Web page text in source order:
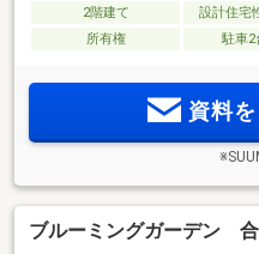
2階建て 設計住宅
所有権
駐車2
資料
ブルーミングガーデン